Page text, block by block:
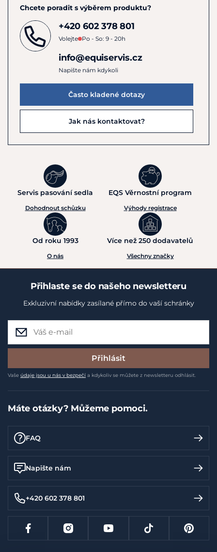
Chcete poradit s výběrem produktu?
+420 602 378 801
Volejte Po - So: 9 - 20h
info@equiservis.cz
Napište nám kdykoli
Často kladené dotazy
Jak nás kontaktovat?
Servis pasování sedla
Dohodnout schůzku
EQS Věrnostní program
Výhody registrace
Od roku 1993
O nás
Více než 250 dodavatelů
Všechny značky
Přihlaste se do našeho newsletteru
Exkluzivní nabídky zasílané přímo do vaší schránky
Přihlásit
Vaše údaje jsou u nás v bezpečí a kdykoliv se můžete z newsletteru odhlásit.
Máte otázky? Můžeme pomoci.
FAQ
Napište nám
+420 602 378 801